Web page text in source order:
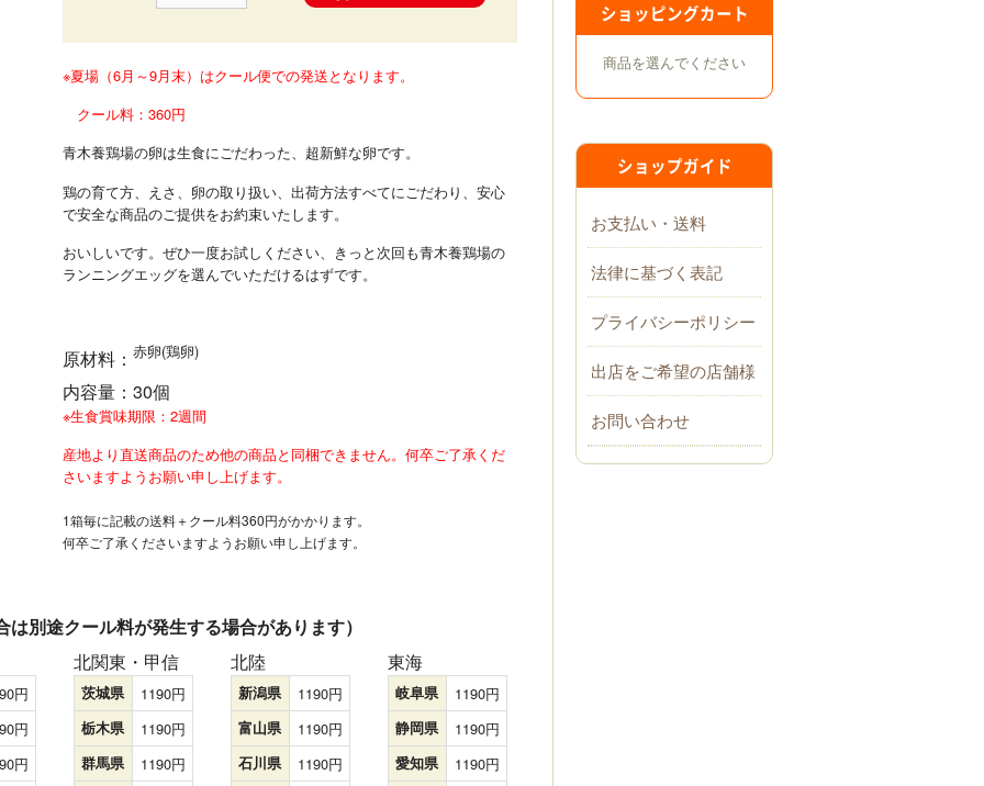
※夏場（6月～9月末）はクール便での発送となります。
クール料：360円
青木養鶏場の卵は生食にごだわった、超新鮮な卵です。
鶏の育て方、えさ、卵の取り扱い、出荷方法すべてにごだわり、安心
で安全な商品のご提供をお約束いたします。
おいしいです。ぜひ一度お試しください、きっと次回も青木養鶏場の
ランニングエッグを選んでいただけるはずです。
原材料： 赤卵(鶏卵)
内容量： 30個
※生食賞味期限：2週間
産地より直送商品のため他の商品と同梱できません。何卒ご了承くだ
さいますようお願い申し上げます。
1箱毎に記載の送料＋クール料360円がかかります。
何卒ご了承くださいますようお願い申し上げます。
別途クール料が発生する場合があります）
北関東・甲信
茨城県 1190
栃木県 1190
群馬県 1190
北陸
新潟県 1190
富山県 1190
石川県 1190
東海
岐阜県 1190
静岡県 1190
愛知県 1190
ショッピングカート
商品を選んでください
ショップガイド
お支払い・送料
法律に基づく表記
プライバシーポリシー
出店をご希望の店舗様
お問い合わせ